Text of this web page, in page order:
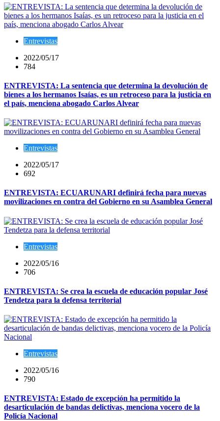
Entrevistas
2022/05/17
784
ENTREVISTA: La sentencia que determina la devolución de
bienes a los hermanos Isaías, es un retroceso para la justicia en
el país, menciona abogado Carlos Alvear
Entrevistas
2022/05/17
692
ENTREVISTA: ECUARUNARI definirá fecha para nuevas
movilizaciones en contra del Gobierno en su Asamblea General
Entrevistas
2022/05/16
706
ENTREVISTA: Se crea la escuela de educación popular José
Tendetza para la defensa territorial
Entrevistas
2022/05/16
790
ENTREVISTA: Estado de excepción ha permitido la
desarticulación de bandas delictivas, menciona vocero de la
Policía Nacional